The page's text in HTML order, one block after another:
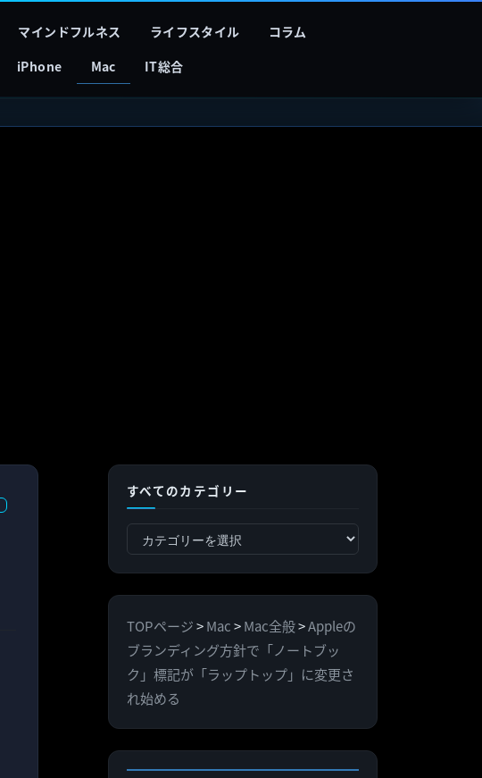
マインドフルネス ライフスタイル
コラム
iPhone Mac IT総合
すべてのカテゴリー
べ
カ
テ
ゴ
リ
ー
TOPページ>Mac>Mac全般>Appleの
ブランディング方針で「ノートブッ
ク」標記が「ラップトップ」に変更さ
れ始める